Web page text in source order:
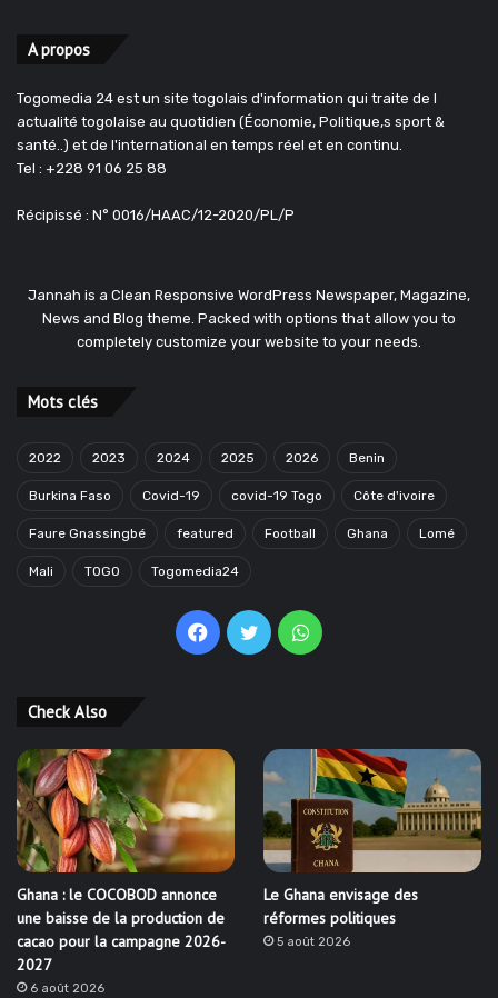
A propos
Togomedia 24 est un site togolais d'information qui traite de l
actualité togolaise au quotidien (Économie, Politique,s sport &
santé..) et de l'international en temps réel et en continu.
Tel : +228 91 06 25 88
Récipissé : N° 0016/HAAC/12-2020/PL/P
Jannah is a Clean Responsive WordPress Newspaper, Magazine,
News and Blog theme. Packed with options that allow you to
completely customize your website to your needs.
Mots clés
2022 2023 2024 2025 2026 Benin
Burkina Faso Covid-19 covid-19 Togo Côte d'ivoire
Faure Gnassingbé featured Football Ghana Lomé
Mali TOGO Togomedia24
Facebook
TwitterWhatsApp
Check Also
Ghana : le COCOBOD annonce
une baisse de la production de
cacao pour la campagne 2026-
2027
6 août 2026
Le Ghana envisage des
réformes politiques
5 août 2026